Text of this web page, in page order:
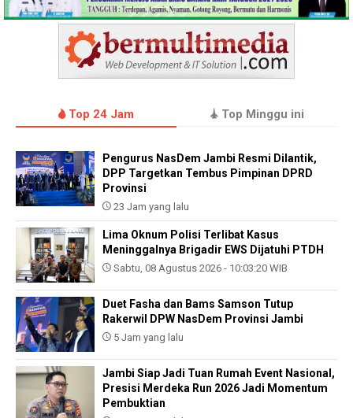
Top 24 Jam Top Minggu ini
Pengurus NasDem Jambi Resmi Dilantik,
DPP Targetkan Tembus Pimpinan DPRD
Provinsi
23 Jam yang lalu
Lima Oknum Polisi Terlibat Kasus
Meninggalnya Brigadir EWS Dijatuhi PTDH
Sabtu, 08 Agustus 2026 - 10:03:20 WIB
Duet Fasha dan Bams Samson Tutup
Rakerwil DPW NasDem Provinsi Jambi
5 Jam yang lalu
Jambi Siap Jadi Tuan Rumah Event Nasional,
Presisi Merdeka Run 2026 Jadi Momentum
Pembuktian